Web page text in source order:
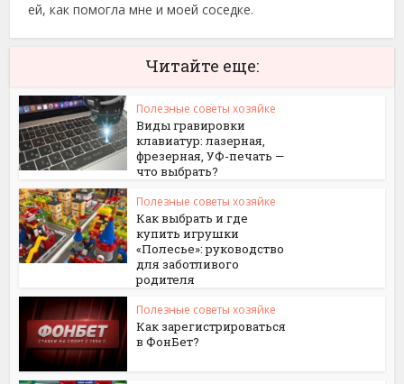
ей, как помогла мне и моей соседке.
Читайте еще:
Полезные советы хозяйке
Виды гравировки
клавиатур: лазерная,
фрезерная, УФ-печать —
что выбрать?
Полезные советы хозяйке
Как выбрать и где
купить игрушки
«Полесье»: руководство
для заботливого
родителя
Полезные советы хозяйке
Как зарегистрироваться
в ФонБет?